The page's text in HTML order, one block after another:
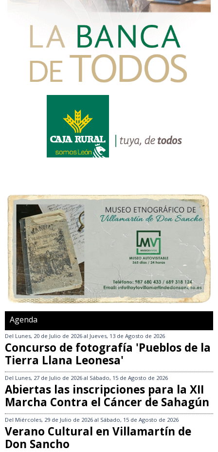
Agenda
Del Lunes, 20 de Julio de 2026 al Jueves, 13 de Agosto de 2026
Concurso de fotografía 'Pueblos de la
Tierra Llana Leonesa'
Del Lunes, 27 de Julio de 2026 al Sábado, 15 de Agosto de 2026
Abiertas las inscripciones para la XII
Marcha Contra el Cáncer de Sahagún
Del Miércoles, 29 de Julio de 2026 al Sábado, 15 de Agosto de 2026
Verano Cultural en Villamartín de
Don Sancho